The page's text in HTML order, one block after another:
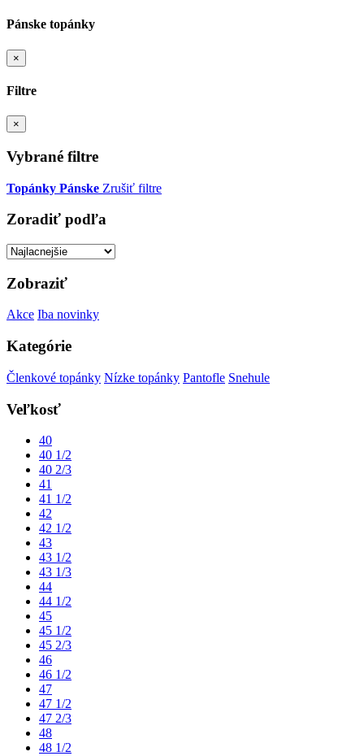
Pánske topánky
×
Filtre
×
Vybrané filtre
Topánky Pánske Zrušiť filtre
Zoradiť podľa
Zobraziť
Akce Iba novinky
Kategórie
Členkové topánky Nízke topánky Pantofle Snehule
Veľkosť
40
40 1/2
40 2/3
41
41 1/2
42
42 1/2
43
43 1/2
43 1/3
44
44 1/2
45
45 1/2
45 2/3
46
46 1/2
47
47 1/2
47 2/3
48
48 1/2